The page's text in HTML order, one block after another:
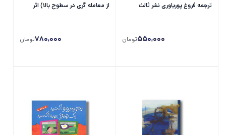
ترجمه فروغ پوریاوری نشر ثالث
550,000تومان
از معامله گری در سطوح بالا) اثر
780,000تومان